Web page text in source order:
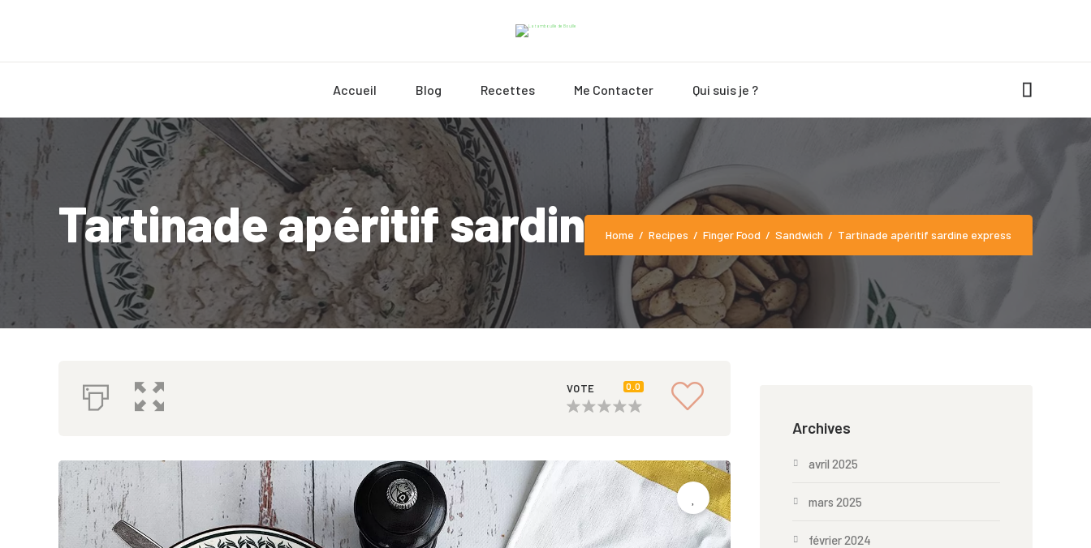
Accueil Blog Recettes Me Contacter Qui suis je ?
Tartinade apéritif sardine express
Home Recipes Finger Food Sandwich Tartinade apéritif sardine express
VOTE 0.0
Archives
avril 2025
mars 2025
février 2024